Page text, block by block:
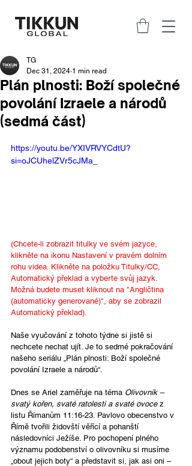
Plán plnosti: Boží společné
povolání Izraele a národů
(sedmá část)
TG
Dec 31, 2024 1 min read
https://youtu.be/YXIVRVYCdtU?
si=oJCUhelZVr5cJMa_
(Chcete-li zobrazit titulky ve svém jazyce,
klikněte na ikonu Nastavení v pravém dolním
rohu videa. Klikněte na položku Titulky/CC,
Automatický překlad a vyberte svůj jazyk.
Možná budete muset kliknout na "Angličtina
(automaticky generované)", aby se zobrazil
Automatický překlad).
Naše vyučování z tohoto týdne si jistě si
nechcete nechat ujít. Je to sedmé pokračování
našeho seriálu „Plán plnosti: Boží společné
povolání Izraele a národů“.
Dnes se Ariel zaměřuje na téma Olivovník –
svatý kořen, svaté ratolesti a svaté ovoce z
listu Římanům 11:16-23. Pavlovo obecenstvo v
Římě tvořili židovští věřící a pohanští
následovníci Ježíše. Pro pochopení plného
významu podobenství o olivovníku si musíme
„obout jejich boty“ a představit si, jak asi oni –